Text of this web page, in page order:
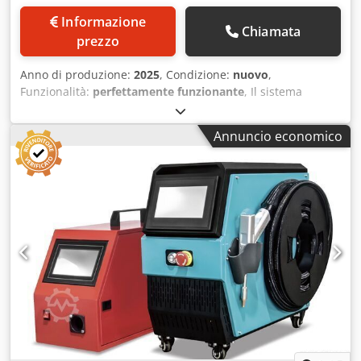
Conforme a CE, secondo le direttive UE - Lunghezza d'onda
1064nm - Dimensione del campo di marcatura 70x70 mm
(opzionale: più grande) - Lampada di segnalazione per
marcatura EZCAD - Connessione 230V - Raffreddato ad aria
- Laptop con sistema operativo Windows - Dimensioni: 350
x 605 x 1080 mm (LxLxH) - Peso: circa 40 Kg - Peso dell'unità
laser portatile 2,8 Kg - Cavo in fibra ottica di circa 2,50 m -
Estrazione opzionale
prezzo
Chiamata
Anno di produzione: 2025, Condizione: nuovo,
Funzionalità: perfettamente funzionante, Il sistema
universale di marcatura laser LAS 28 XLe di Systemtechnik
Hölzer GmbH può essere utilizzato per un'ampia gamma di
applicazioni di marcatura. Con il laser a fibra integrato è
possibile marcare quasi tutti i materiali come acciaio,
carburo, alluminio e plastica. A seconda delle esigenze, il
sistema può essere dotato di un laser in fibra da 20, 30 o
50 watt. Per la marcatura permanente, l'uso del laser è
necessario in molti settori. Con il potente software del
laser, testi, numeri, codici 2D, codici QR e loghi possono
essere realizzati con pochi clic, senza bisogno di
conoscenze di programmazione approfondite. I numeri di
serie e di articolo vengono incrementati automaticamente
dal software dopo un'impostazione preliminare. Inoltre, il
software può leggere i dati (informazioni variabili come
numeri di disegno, denominazioni di progetto, ecc.) da
Annuncio economico